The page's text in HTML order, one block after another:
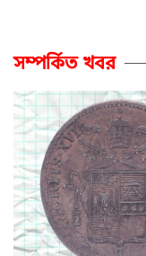
সম্পর্কিত খবর